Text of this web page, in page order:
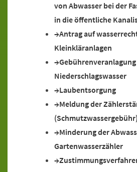
von Abwasser bei der
in die öffentliche
Antrag auf
Kleinkläranlagen
Gebührenveranlagung
Niederschlagswasser
Laubentsorgung
Meldung der
(Schmutzwassergebühr)
Minderung der
Gartenwasserzähler